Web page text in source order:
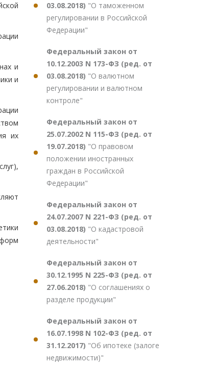
и
и
их
03.08.2018) "О таможенном
регулировании в Российской
Федерации"
Федеральный закон от
10.12.2003 N 173-ФЗ (ред. от
03.08.2018) "О валютном
регулировании и валютном
контроле"
Федеральный закон от
25.07.2002 N 115-ФЗ (ред. от
19.07.2018) "О правовом
положении иностранных
граждан в Российской
Федерации"
Федеральный закон от
24.07.2007 N 221-ФЗ (ред. от
03.08.2018) "О кадастровой
деятельности"
Федеральный закон от
30.12.1995 N 225-ФЗ (ред. от
27.06.2018) "О соглашениях о
разделе продукции"
Федеральный закон от
16.07.1998 N 102-ФЗ (ред. от
31.12.2017) "Об ипотеке (залоге
недвижимости)"